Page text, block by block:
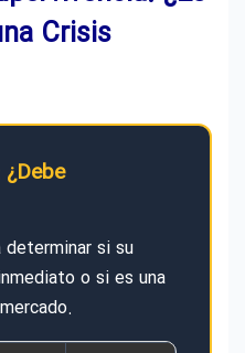
Crisis
si su
o si es una